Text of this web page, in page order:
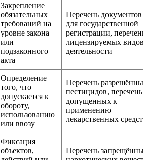
Закрепление
обязательных
требований на
уровне закона
или
подзаконного
акта
Перечень документов
для государственной
регистрации,
лицензируемых
деятельности
Определение
того, что
допускается к
обороту,
использованию
или ввозу
Перечень
пестицидов, перечень
допущенных к
применению
лекарственных
Фиксация
объектов,
Перечень